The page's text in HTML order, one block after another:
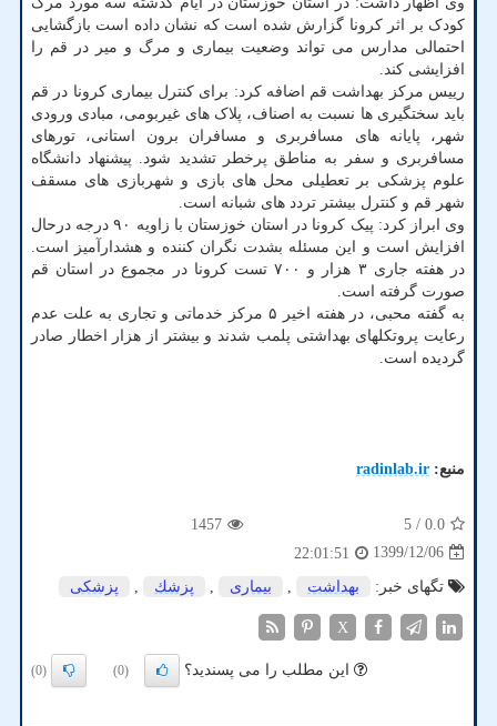
کودک بر اثر کرونا گزارش شده است که نشان داده است بازگشایی
احتمالی مدارس می تواند وضعیت بیماری و مرگ و میر در قم را
افزایشی کند.
رییس مرکز بهداشت قم اضافه کرد: برای کنترل بیماری کرونا در قم
باید سختگیری ها نسبت به اصناف، پلاک های غیربومی، مبادی ورودی
شهر، پایانه های مسافربری و مسافران برون استانی، تورهای
مسافربری و سفر به مناطق پرخطر تشدید شود. پیشنهاد دانشگاه
علوم پزشکی بر تعطیلی محل های بازی و شهربازی های مسقف
شهر قم و کنترل بیشتر تردد های شبانه است.
وی ابراز کرد: پیک کرونا در استان خوزستان با زاویه ۹۰ درجه درحال
افزایش است و این مسئله بشدت نگران کننده و هشدارآمیز است.
در هفته جاری ۳ هزار و ۷۰۰ تست کرونا در مجموع در استان قم
صورت گرفته است.
به گفته محبی، در هفته اخیر ۵ مرکز خدماتی و تجاری به علت عدم
رعایت پروتکلهای بهداشتی پلمب شدند و بیشتر از هزار اخطار صادر
گردیده است.
منبع: radinlab.ir
0.0
/ 5
1457
1399/12/06
22:01:51
تگهای خبر:
بهداشت , بیماری , پزشك , پزشكی
X
این مطلب را می پسندید؟ (0)
(0)